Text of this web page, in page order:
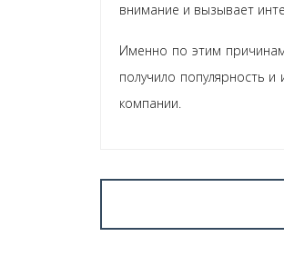
внимание и вызывает
Именно по этим
получило популярность
компании.